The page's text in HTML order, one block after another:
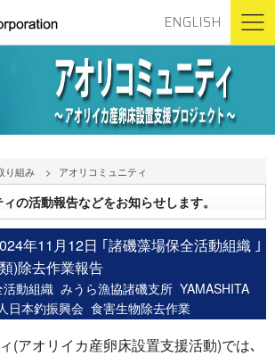
ENGLISH
り組み アオリコミュニティ
の活動報告などをお知らせします。
年11月12日 ｢諸磯藻場保全活動組織 ｣
)除去作業報告
動組織 みうら漁協諸磯支所 YAMASHITA
日本釣振興会 食害生物除去作業
(アオリイカ産卵床設置支援活動)では､